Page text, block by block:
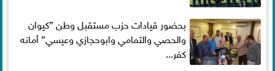
بحضور قيادات حزب مستقبل وطن ”كيوان
والحصي والتمامي وابوحجازي وعيسي” أمانه
كفر...